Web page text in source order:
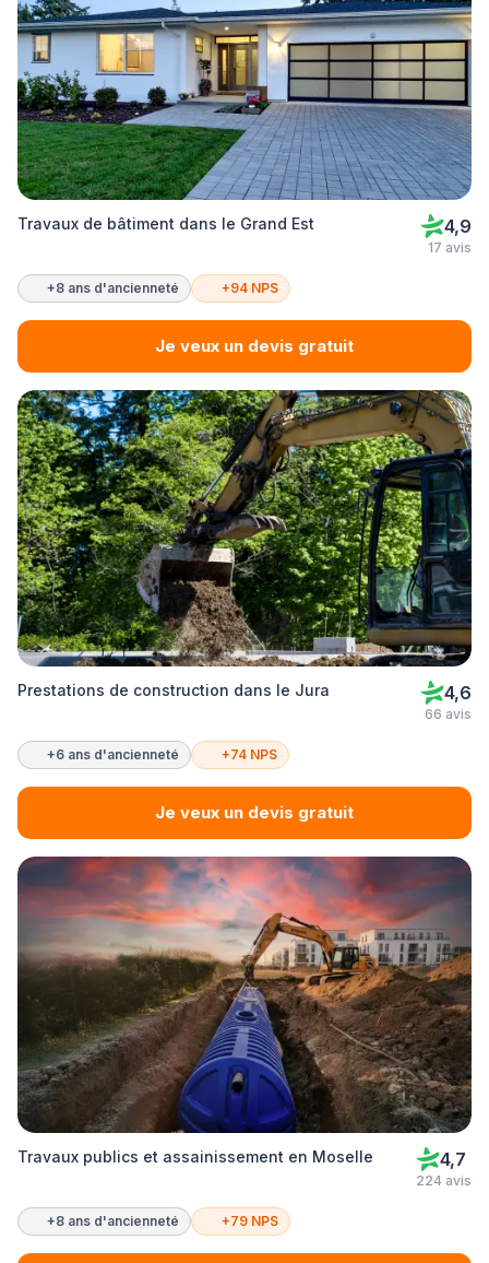
Travaux de bâtiment dans le Grand Est 4,9
17 avis
+8 ans d'ancienneté +94 NPS
Je veux un devis gratuit
Prestations de construction dans le Jura 4,6
66 avis
+6 ans d'ancienneté +74 NPS
Je veux un devis gratuit
Travaux publics et assainissement en Moselle 4,7
224 avis
+8 ans d'ancienneté +79 NPS